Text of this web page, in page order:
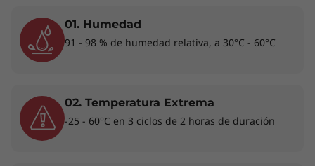
potencia e inteligencia absolutas.
01. Humedad
91 - 98 % de humedad relativa, a 30°C - 60°C
02. Temperatura Extrema
-25 - 60°C en 3 ciclos de 2 horas de duración